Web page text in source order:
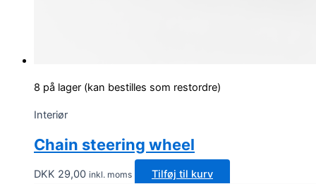
8 på lager (kan bestilles som restordre)
Interiør
Chain steering wheel
DKK 29,00 inkl. moms Tilføj til kurv